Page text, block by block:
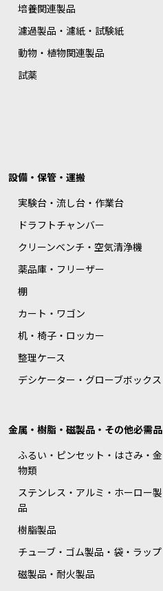
培養関連製品
濾過製品・濾紙・試験紙
動物・植物関連製品
試薬
設備・保管・運搬
実験台・流し台・作業台
ドラフトチャンバー
クリーンベンチ・空気清浄機
薬品庫・フリーザー
棚
カート・ワゴン
机・椅子・ロッカー
整理ケース
デシケーター・グローブボックス
金属・樹脂・磁製品・その他必需品
ふるい・ピンセット・はさみ・金
物類
ステンレス・アルミ・ホーロー製
品
樹脂製品
チューブ・ゴム製品・袋・ラップ
磁製品・耐火製品